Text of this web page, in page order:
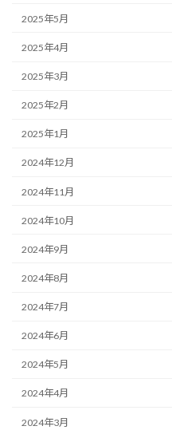
2025年5月
2025年4月
2025年3月
2025年2月
2025年1月
2024年12月
2024年11月
2024年10月
2024年9月
2024年8月
2024年7月
2024年6月
2024年5月
2024年4月
2024年3月